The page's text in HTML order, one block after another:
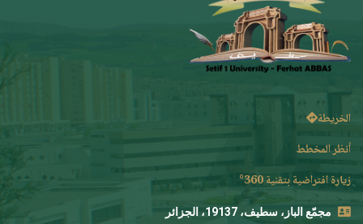
الخريطة
أنظر المخطط
زيارة افتراضية بتقنية 360°
مجمّع الباز، سطيف، 19137، الجزائر